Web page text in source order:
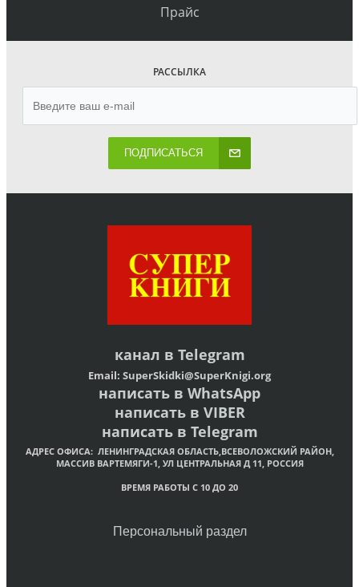
Прайс
РАССЫЛКА
ПОДПИСАТЬСЯ
канал в Telegram
Email: SuperSkidki@SuperKnigi.org
написать в WhatsApp
написать в VIBER
написать в Telegram
АДРЕС ОФИСА: ЛЕНИНГРАДСКАЯ ОБЛАСТЬ,ВСЕВОЛОЖСКИЙ РАЙОН,
МАССИВ ВАРТЕМЯГИ-1, УЛ ЦЕНТРАЛЬНАЯ Д 11, РОССИЯ
ВРЕМЯ РАБОТЫ С 10 ДО 20
Персональный раздел